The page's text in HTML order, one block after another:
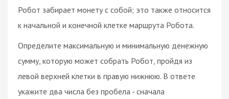
Робот забирает монету с собой; это также относится
к начальной и конечной клетке маршрута Робота.
Определите максимальную и минимальную денежную
сумму, которую может собрать Робот, пройдя из
левой верхней клетки в правую нижнюю. В ответе
укажите два числа без пробела - сначала